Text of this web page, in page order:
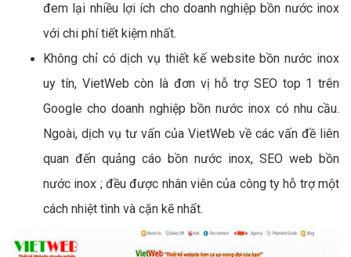
đem lại nhiều lợi ích cho doanh nghiệp bồn nước inox
với chi phí tiết kiệm nhất.
Không chỉ có dịch vụ thiết kế website bồn nước inox
uy tín, VietWeb còn là đơn vị hỗ trợ SEO top 1 trên
Google cho doanh nghiệp bồn nước inox có nhu cầu.
Ngoài, dịch vụ tư vấn của VietWeb về các vấn đề liên
quan đến quảng cáo bồn nước inox, SEO web bồn
nước inox ; đều được nhân viên của công ty hỗ trợ một
cách nhiệt tình và cặn kẽ nhất.